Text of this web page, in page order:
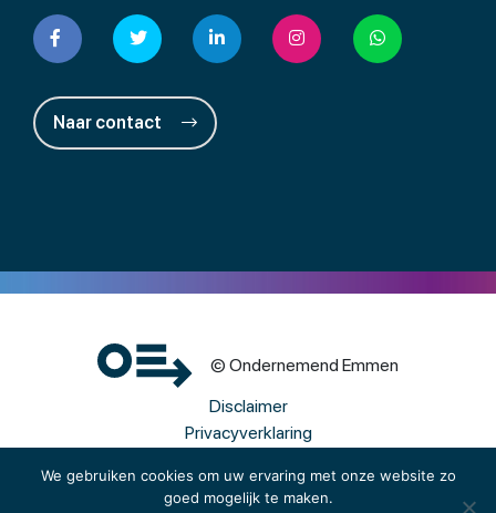
We gebruiken cookies om uw ervaring met onze website zo
goed mogelijk te maken.
Naar contact
© Ondernemend Emmen
Disclaimer
Privacyverklaring
Een wwwebsite van Webba